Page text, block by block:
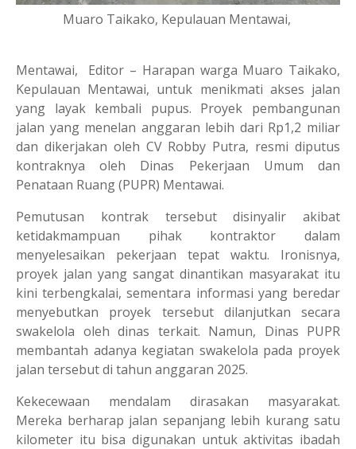
Muaro Taikako, Kepulauan Mentawai,
Mentawai, Editor – Harapan warga Muaro Taikako,
Kepulauan Mentawai, untuk menikmati akses jalan
yang layak kembali pupus. Proyek pembangunan
jalan yang menelan anggaran lebih dari Rp1,2 miliar
dan dikerjakan oleh CV Robby Putra, resmi diputus
kontraknya oleh Dinas Pekerjaan Umum dan
Penataan Ruang (PUPR) Mentawai.
Pemutusan kontrak tersebut disinyalir akibat
ketidakmampuan pihak kontraktor dalam
menyelesaikan pekerjaan tepat waktu. Ironisnya,
proyek jalan yang sangat dinantikan masyarakat itu
kini terbengkalai, sementara informasi yang beredar
menyebutkan proyek tersebut dilanjutkan secara
swakelola oleh dinas terkait. Namun, Dinas PUPR
membantah adanya kegiatan swakelola pada proyek
jalan tersebut di tahun anggaran 2025.
Kekecewaan mendalam dirasakan masyarakat.
Mereka berharap jalan sepanjang lebih kurang satu
kilometer itu bisa digunakan untuk aktivitas ibadah